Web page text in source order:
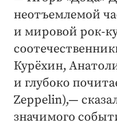
неотъемлемой
и мировой рок-
Курёхин,
и глубоко
Zeppelin),—
значимого